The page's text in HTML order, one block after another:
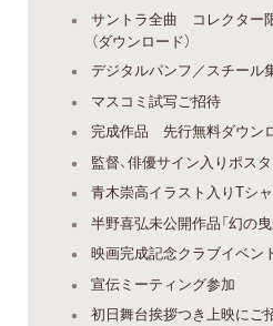
サントラ全曲 コレクター
（ダウンロード）
デジタルパンフ／スチール
マスコミ試写ご招待
完成作品 先行無料ダウン
監督、俳優サイン入りポス
青木崇高イラスト入りTシ
半野喜弘未公開作品「幻の
映画完成記念クラブイベン
宣伝ミーティング参加
初日舞台挨拶つき上映にご